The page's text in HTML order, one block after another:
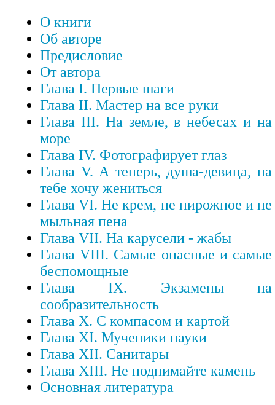
О книги
Об авторе
Предисловие
От автора
Глава I. Первые шаги
Глава II. Мастер на все руки
Глава III. На земле, в небесах и на
море
Глава IV. Фотографирует глаз
Глава V. А теперь, душа-девица, на
тебе хочу жениться
Глава VI. Не крем, не пирожное и не
мыльная пена
Глава VII. На карусели - жабы
Глава VIII. Самые опасные и самые
беспомощные
Глава IX. Экзамены на
сообразительность
Глава X. С компасом и картой
Глава XI. Мученики науки
Глава XII. Санитары
Глава XIII. Не поднимайте камень
Основная литература